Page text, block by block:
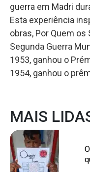
guerra em Madri
Esta experiência
obras, Por Quem os
Segunda Guerra
1953, ganhou o
1954, ganhou o
MAIS